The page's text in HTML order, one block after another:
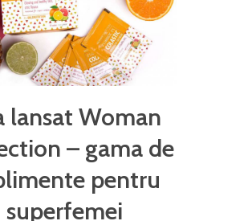
lansat Woman
– gama de
pentru
superfemei